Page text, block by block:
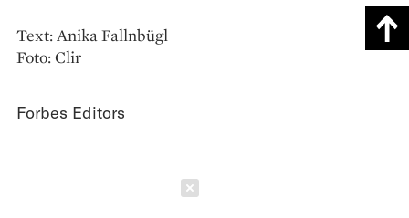
Text: Anika Fallnbügl
Foto: Clir
Forbes Editors